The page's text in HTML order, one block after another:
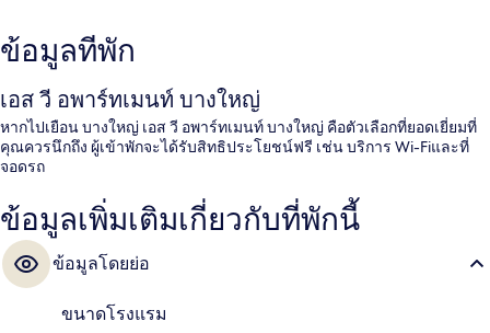
ข้อมูลที่พัก
เอส วี อพาร์ทเมนท์ บางใหญ่
หากไปเยือน บางใหญ่ เอส วี อพาร์ทเมนท์ บางใหญ่ คือตัวเลือกที่ยอดเยี่ยมที่
คุณควรนึกถึง ผู้เข้าพักจะได้รับสิทธิประโยชน์ฟรี เช่น บริการ Wi-Fiและที่
จอดรถ
ข้อมูลเพิ่มเติมเกี่ยวกับที่พักนี้
ข้อมูลโดยย่อ
ขนาดโรงแรม